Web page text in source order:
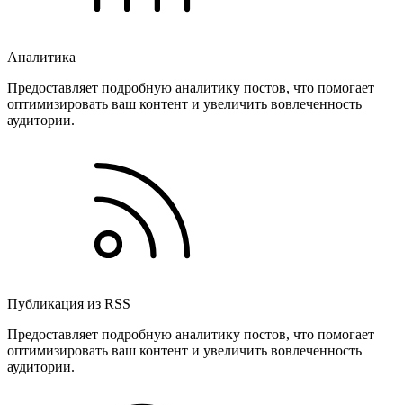
Аналитика
Предоставляет подробную аналитику постов, что помогает
оптимизировать ваш контент и увеличить вовлеченность
аудитории.
Публикация из RSS
Предоставляет подробную аналитику постов, что помогает
оптимизировать ваш контент и увеличить вовлеченность
аудитории.